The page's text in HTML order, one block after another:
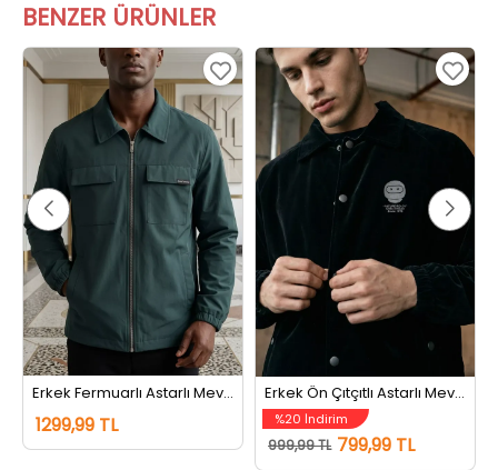
BENZER ÜRÜNLER
Erkek Fermuarlı Astarlı Mevsimlik Mont Petrol
1299,99 TL
Erkek Ön Çıtçıtlı Astarlı Mevsimlik Mont Siyah
%20 İndirim
999,99 TL 799,99 TL